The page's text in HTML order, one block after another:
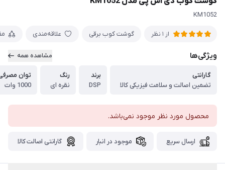
KM1052
از 1 نظر گوشت کوب برقی علاقه‌مندی
ویژگی‌ها مشاهده همه
گارانتی
تضمین اصالت و سلامت فیزیکی کالا
برند
DSP
رنگ
نقره ای
توان
1000 وات
محصول مورد نظر موجود نمی‌باشد.
ارسال سریع موجود در انبار گارانتی اصالت کالا